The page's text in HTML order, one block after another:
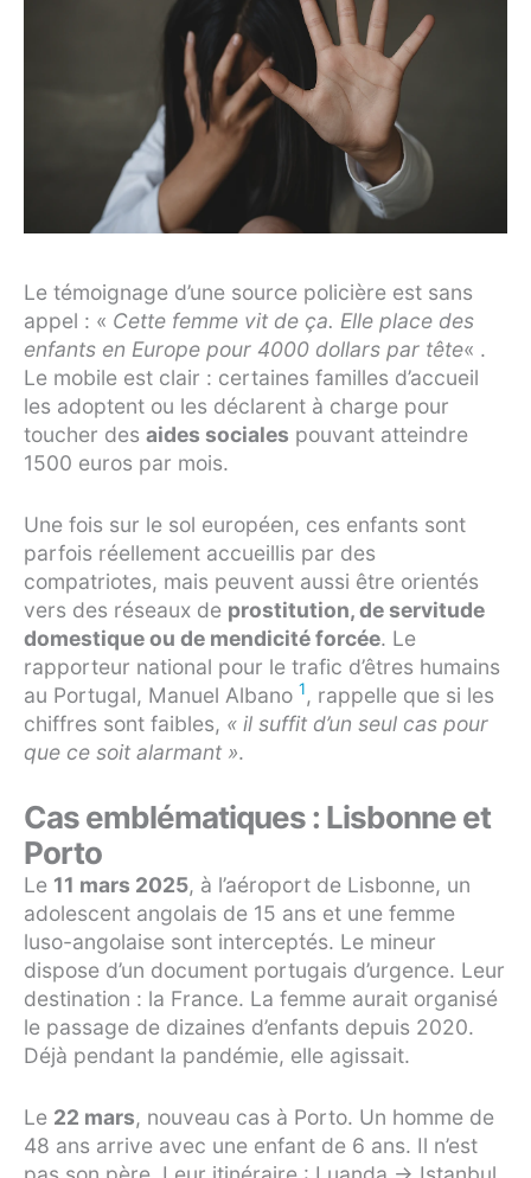
Le témoignage d’une source policière est sans
appel : « Cette femme vit de ça. Elle place des
enfants en Europe pour 4000 dollars par tête« .
Le mobile est clair : certaines familles d’accueil
les adoptent ou les déclarent à charge pour
toucher des aides sociales pouvant atteindre
1500 euros par mois.
Une fois sur le sol européen, ces enfants sont
parfois réellement accueillis par des
compatriotes, mais peuvent aussi être orientés
vers des réseaux de prostitution, de servitude
domestique ou de mendicité forcée. Le
rapporteur national pour le trafic d’êtres humains
au Portugal, Manuel Albano 1, rappelle que si les
chiffres sont faibles, « il suffit d’un seul cas pour
que ce soit alarmant ».
Cas emblématiques : Lisbonne et
Porto
Le 11 mars 2025, à l’aéroport de Lisbonne, un
adolescent angolais de 15 ans et une femme
luso-angolaise sont interceptés. Le mineur
dispose d’un document portugais d’urgence. Leur
destination : la France. La femme aurait organisé
le passage de dizaines d’enfants depuis 2020.
Déjà pendant la pandémie, elle agissait.
Le 22 mars, nouveau cas à Porto. Un homme de
48 ans arrive avec une enfant de 6 ans. Il n’est